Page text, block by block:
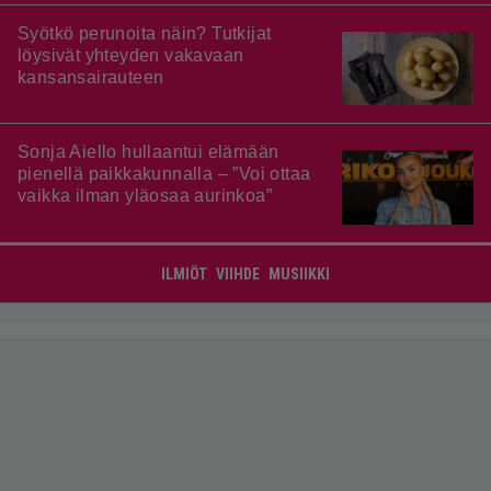
Syötkö perunoita näin? Tutkijat
löysivät yhteyden vakavaan
kansansairauteen
Sonja Aiello hullaantui elämään
pienellä paikkakunnalla – ”Voi ottaa
vaikka ilman yläosaa aurinkoa”
ILMIÖT VIIHDE MUSIIKKI